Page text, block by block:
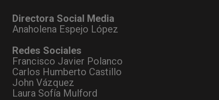
Directora Social Media
Anaholena Espejo López
Redes Sociales
Francisco Javier Polanco
Carlos Humberto Castillo
John Vázquez
Laura Sofía Mulford